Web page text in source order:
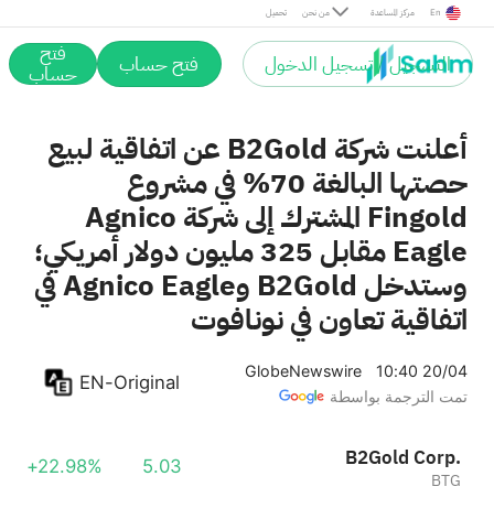
تحميل من نحن مركز المساعدة En
التسجيل / تسجيل الدخول فتح حساب فتح
حساب
أعلنت شركة B2Gold عن اتفاقية لبيع
حصتها البالغة 70% في مشروع
Fingold المشترك إلى شركة Agnico
Eagle مقابل 325 مليون دولار أمريكي؛
وستدخل B2Gold وAgnico Eagle في
اتفاقية تعاون في نونافوت
GlobeNewswire
10:40 20/04
تمت الترجمة بواسطة
EN-Original
B2Gold Corp.
BTG
5.03
+22.98%